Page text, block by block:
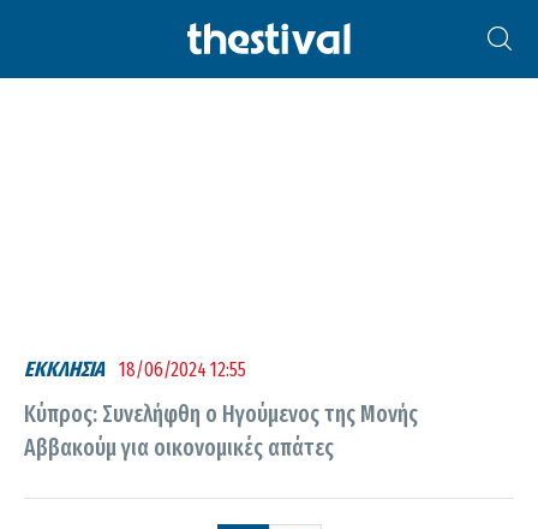
ΜΟΝΉ ΑΒΒΑΚΟΎΜ
ΕΚΚΛΗΣΙΑ 18/06/2024 12:55
Κύπρος: Συνελήφθη ο Ηγούμενος της Μονής
Αββακούμ για οικονομικές απάτες